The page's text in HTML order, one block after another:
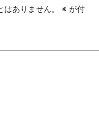
ありません。 ※ が付